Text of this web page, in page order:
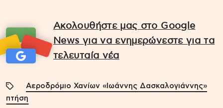
Ακολουθήστε μας στο Google
News για να ενημερώνεστε για τα
τελευταία νέα
Αεροδρόμιο Χανίων «Ιωάννης Δασκαλογιάννης»
πτήση